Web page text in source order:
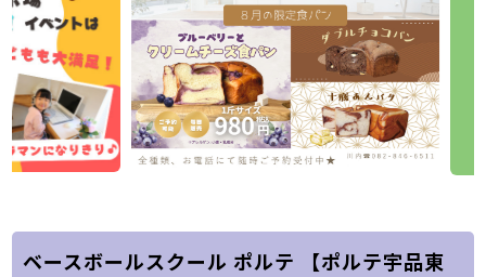
ベースボールスクール ポルテ 【ポルテ宇品東